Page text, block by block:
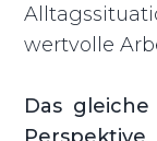
wertvolle
Das